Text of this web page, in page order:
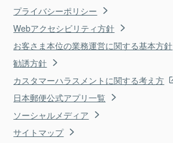
プライバシーポリシー
Webアクセシビリティ方針
お客さま本位の業務運営に関する基本方針
勧誘方針
カスタマーハラスメントに関する考え方
日本郵便公式アプリ一覧
ソーシャルメディア
サイトマップ